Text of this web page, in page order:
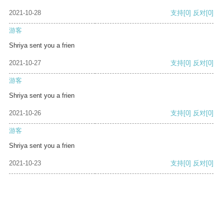
2021-10-28 支持[0] 反对[0]
游客
Shriya sent you a frien
2021-10-27 支持[0] 反对[0]
游客
Shriya sent you a frien
2021-10-26 支持[0] 反对[0]
游客
Shriya sent you a frien
2021-10-23 支持[0] 反对[0]